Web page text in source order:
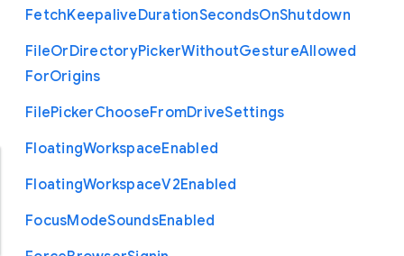
FetchKeepaliveDurationSecondsOnShutdown
FileOrDirectoryPickerWithoutGestureAllowed
ForOrigins
FilePickerChooseFromDriveSettings
FloatingWorkspaceEnabled
FloatingWorkspaceV2Enabled
FocusModeSoundsEnabled